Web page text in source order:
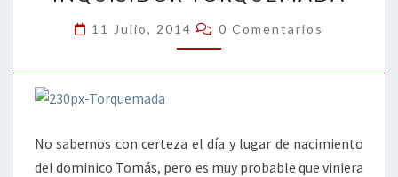
11 Julio, 2014 Comentarios
0 Comentarios
No sabemos con certeza el día y lugar de nacimiento
del dominico Tomás, pero es muy probable que viniera